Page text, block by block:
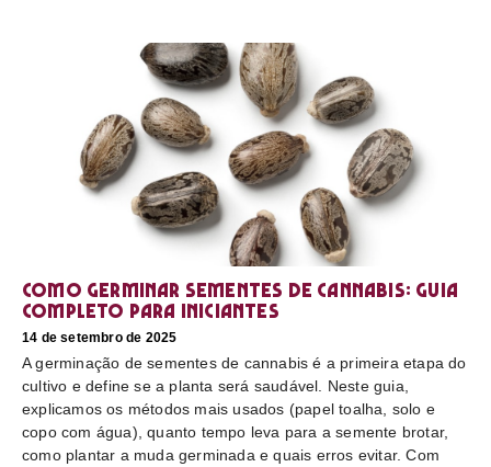
Como germinar sementes de cannabis: guia
completo para iniciantes
14 de setembro de 2025
A germinação de sementes de cannabis é a primeira etapa do
cultivo e define se a planta será saudável. Neste guia,
explicamos os métodos mais usados (papel toalha, solo e
copo com água), quanto tempo leva para a semente brotar,
como plantar a muda germinada e quais erros evitar. Com